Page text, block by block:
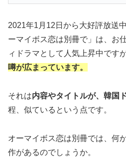
2021年1月12日から大好評放送
ーマイボス恋は別冊で」は、お
ィドラマとして人気上昇中です
噂が広まっています。
それは内容やタイトルが、韓国
程、似ているという点です。
オーマイボス恋は別冊では、何
作があるのでしょうか。